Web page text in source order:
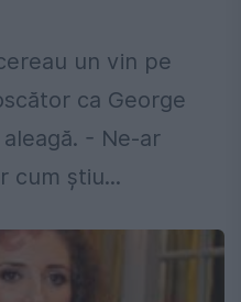
un vin pe
ca George
- Ne-ar
cum știu...